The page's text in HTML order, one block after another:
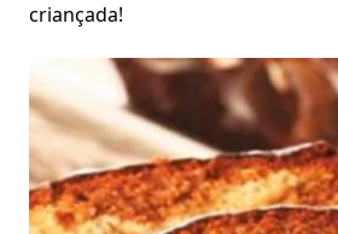
criançada!